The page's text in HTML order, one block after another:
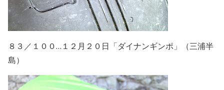
８３／１００…１２月２０日「ダイナンギンポ」（三浦半
島）